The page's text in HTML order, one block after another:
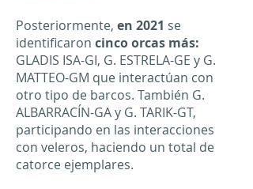
Posteriormente, en 2021 se
identificaron cinco orcas más:
GLADIS ISA-GI, G. ESTRELA-GE y G.
MATTEO-GM que interactúan con
otro tipo de barcos. También G.
ALBARRACÍN-GA y G. TARIK-GT,
participando en las interacciones
con veleros, haciendo un total de
catorce ejemplares.